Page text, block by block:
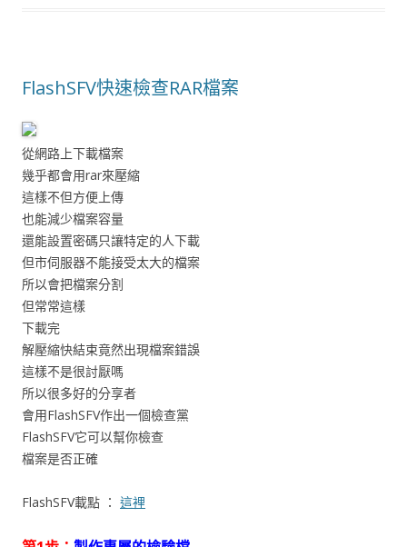
FlashSFV快速檢查RAR檔案
從網路上下載檔案
幾乎都會用rar來壓縮
這樣不但方便上傳
也能減少檔案容量
還能設置密碼只讓特定的人下載
但市伺服器不能接受太大的檔案
所以會把檔案分割
但常常這樣
下載完
解壓縮快結束竟然出現檔案錯誤
這樣不是很討厭嗎
所以很多好的分享者
會用FlashSFV作出一個檢查黨
FlashSFV它可以幫你檢查
檔案是否正確
FlashSFV載點 ： 這裡